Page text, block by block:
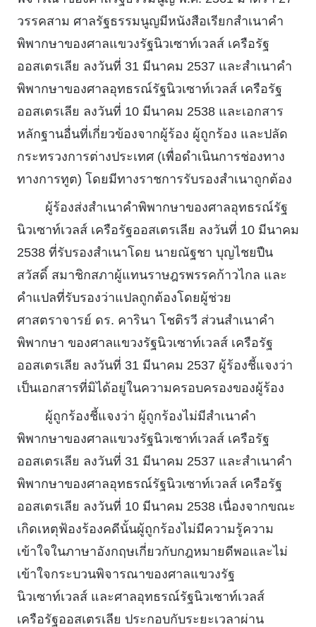
วรรคสาม ศาลรัฐธรรมนูญมีหนังสือเรียกสําเนาคํา
พิพากษาของศาลแขวงรัฐนิวเซาท์เวลส์ เครือรัฐ
ออสเตรเลีย ลงวันที่ 31 มีนาคม 2537 และสําเนาคํา
พิพากษาของศาลอุทธรณ์รัฐนิวเซาท์เวลส์ เครือรัฐ
ออสเตรเลีย ลงวันที่ 10 มีนาคม 2538 และเอกสาร
หลักฐานอื่นที่เกี่ยวข้องจากผู้ร้อง ผู้ถูกร้อง และปลัด
กระทรวงการต่างประเทศ (เพื่อดําเนินการช่องทาง
ทางการทูต) โดยมีทางราชการรับรองสําเนาถูกต้อง
ผู้ร้องส่งสําเนาคําพิพากษาของศาลอุทธรณ์รัฐ
นิวเซาท์เวลส์ เครือรัฐออสเตรเลีย ลงวันที่ 10 มีนาคม
2538 ที่รับรองสําเนาโดย นายณัฐชา บุญไชยปืน
สวัสดิ์ สมาชิกสภาผู้แทนราษฎรพรรคก้าวไกล และ
คําแปลที่รับรองว่าแปลถูกต้องโดยผู้ช่วย
ศาสตราจารย์ ดร. คารินา โชติรวี ส่วนสําเนาคํา
พิพากษา ของศาลแขวงรัฐนิวเซาท์เวลส์ เครือรัฐ
ออสเตรเลีย ลงวันที่ 31 มีนาคม 2537 ผู้ร้องชี้แจงว่า
เป็นเอกสารที่มิได้อยู่ในความครอบครองของผู้ร้อง
ผู้ถูกร้องชี้แจงว่า ผู้ถูกร้องไม่มีสําเนาคํา
พิพากษาของศาลแขวงรัฐนิวเซาท์เวลส์ เครือรัฐ
ออสเตรเลีย ลงวันที่ 31 มีนาคม 2537 และสําเนาคํา
พิพากษาของศาลอุทธรณ์รัฐนิวเซาท์เวลส์ เครือรัฐ
ออสเตรเลีย ลงวันที่ 10 มีนาคม 2538 เนื่องจากขณะ
เกิดเหตุฟ้องร้องคดีนั้นผู้ถูกร้องไม่มีความรู้ความ
เข้าใจในภาษาอังกฤษเกี่ยวกับกฎหมายดีพอและไม่
เข้าใจกระบวนพิจารณาของศาลแขวงรัฐ
นิวเซาท์เวลส์ และศาลอุทธรณ์รัฐนิวเซาท์เวลส์
เครือรัฐออสเตรเลีย ประกอบกับระยะเวลาผ่าน